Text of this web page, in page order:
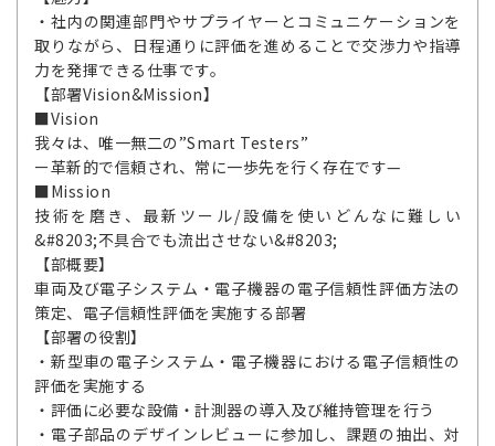
・社内の関連部門やサプライヤーとコミュニケーションを
取りながら、日程通りに評価を進めることで交渉力や指導
力を発揮できる仕事です。
【部署Vision&Mission】
■Vision
我々は、唯一無二の”Smart Testers”
ー革新的で信頼され、常に一歩先を行く存在です—
■Mission
技術を磨き、最新ツール/設備を使いどんなに難しい
&#8203;不具合でも流出させない&#8203;
【部概要】
車両及び電子システム・電子機器の電子信頼性評価方法の
策定、電子信頼性評価を実施する部署
【部署の役割】
・新型車の電子システム・電子機器における電子信頼性の
評価を実施する
・評価に必要な設備・計測器の導入及び維持管理を行う
・電子部品のデザインレビューに参加し、課題の抽出、対